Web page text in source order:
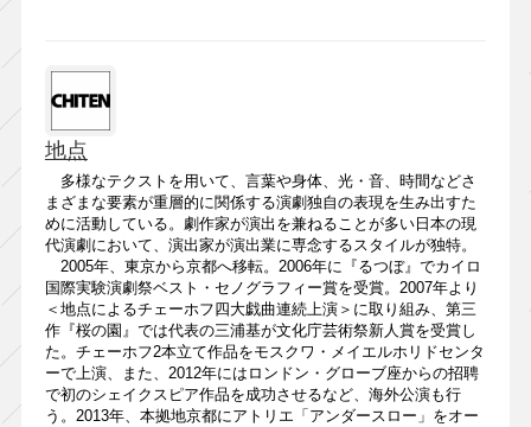
地点
多様なテクストを用いて、言葉や身体、光・音、時間などさ
まざまな要素が重層的に関係する演劇独自の表現を生み出すた
めに活動している。劇作家が演出を兼ねることが多い日本の現
代演劇において、演出家が演出業に専念するスタイルが独特。
2005年、東京から京都へ移転。2006年に『るつぼ』でカイロ
国際実験演劇祭ベスト・セノグラフィー賞を受賞。2007年より
＜地点によるチェーホフ四大戯曲連続上演＞に取り組み、第三
作『桜の園』では代表の三浦基が文化庁芸術祭新人賞を受賞し
た。チェーホフ2本立て作品をモスクワ・メイエルホリドセンタ
ーで上演、また、2012年にはロンドン・グローブ座からの招聘
で初のシェイクスピア作品を成功させるなど、海外公演も行
う。2013年、本拠地京都にアトリエ「アンダースロー」をオー